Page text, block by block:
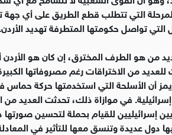
التي تتطلب قطع الطريق على أي جهة
تواصل حكومتها المتطرفة تهديد الأردن.
من هو الطرف المخترق، إن كان هو
من الاختراقات رغم مصروفاتها
أن الأسلحة التي استخدمتها حركة
في موازاة ذلك، تحدثت العديد من
إسرائيليين للقيام بحملة لتحسين
دول عديدة وتنسق معها للتأثير في